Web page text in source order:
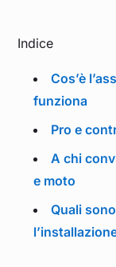
Indice
Cos’è
funziona
Pro e
A chi
e moto
Quali